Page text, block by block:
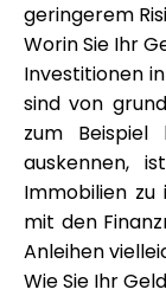
geringerem
Worin Sie Ihr
Investitionen
sind von
zum
auskennen,
Immobilien zu
mit den
Anleihen
Wie Sie Ihr